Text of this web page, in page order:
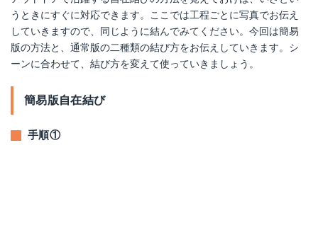
うときにすぐに対応できます。ここでは工程ごとに写真でお伝え
していきますので、同じように結んでみてください。今回は簡易
版の方法と、通常版の二種類の結び方をお伝えしていきます。シ
ーンに合わせて、結び方を変えて使っていきましょう。
簡易版自在結び
手順①